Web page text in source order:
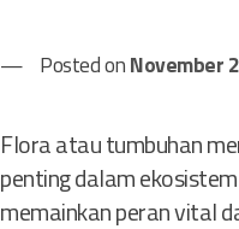
Posted onNovember
Flora atau tumbuhan
penting dalam
memainkan peran vital